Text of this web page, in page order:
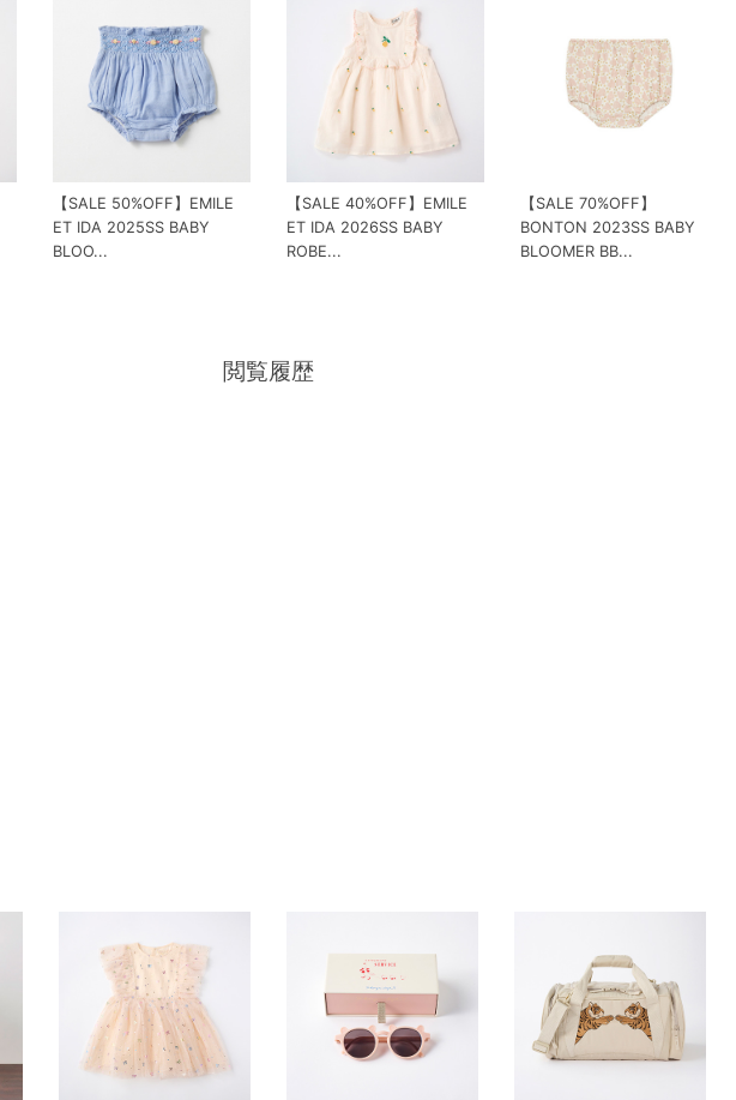
【SALE 50%OFF】EMILE
ET IDA 2025SS BABY
BLOO...
【SALE 40%OFF】EMILE
ET IDA 2026SS BABY
ROBE...
【SALE 70%OFF】
BONTON 2023SS BABY
BLOOMER BB...
閲覧履歴